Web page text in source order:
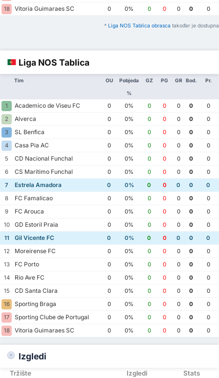
18
Vitoria Guimaraes SC 0 0% 0 0 0 0 0
* Liga NOS Tablica obrasca također je dostupna
Liga NOS Tablica
Tim OU Pobjeda
%
GZ PG GR Bod. Pr.
1 Academico de Viseu FC 0 0% 0 0 0 0
0
2
Alverca 0 0% 0 0 0 0
0
3
SL Benfica 0 0% 0 0 0 0
0
4
Casa Pia AC 0 0% 0 0 0 0
0
5
CD Nacional Funchal 0 0% 0 0 0 0
0
6
CS Maritimo Funchal 0 0% 0 0 0 0
0
7
Estrela Amadora 0 0% 0 0 0 0
0
8
FC Famalicao 0 0% 0 0 0 0
0
9
FC Arouca 0 0% 0 0 0 0
0
10
GD Estoril Praia 0 0% 0 0 0 0
0
11
Gil Vicente FC 0 0% 0 0 0 0
0
12
Moreirense FC 0 0% 0 0 0 0
0
13
FC Porto 0 0% 0 0 0 0
0
14
Rio Ave FC 0 0% 0 0 0 0
0
15
CD Santa Clara 0 0% 0 0 0 0
0
16
Sporting Braga 0 0% 0 0 0 0
0
17
Sporting Clube de Portugal 0 0% 0 0 0 0
0
18
Vitoria Guimaraes SC 0 0% 0 0 0 0 0
Izgledi
Tržište Izgledi Stats